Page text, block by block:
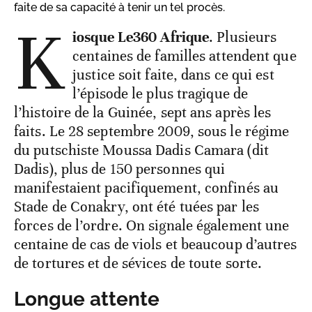
faite de sa capacité à tenir un tel procès.
K iosque Le360 Afrique. Plusieurs
centaines de familles attendent que
justice soit faite, dans ce qui est
l’épisode le plus tragique de
l’histoire de la Guinée, sept ans après les
faits. Le 28 septembre 2009, sous le régime
du putschiste Moussa Dadis Camara (dit
Dadis), plus de 150 personnes qui
manifestaient pacifiquement, confinés au
Stade de Conakry, ont été tuées par les
forces de l’ordre. On signale également une
centaine de cas de viols et beaucoup d’autres
de tortures et de sévices de toute sorte.
Longue attente